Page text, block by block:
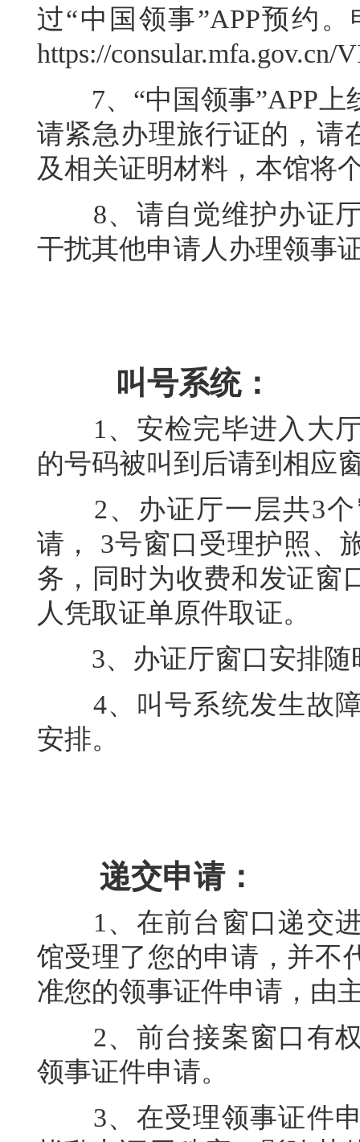
过“中国领事”APP预约
https://consular.mfa.gov.cn/
7、“中国领事”APP上
请紧急办理旅行证的，请
及相关证明材料，本馆将
8、请自觉维护办证厅
干扰其他申请人办理领事
叫号系统：
1、安检完毕进入大厅
的号码被叫到后请到相应
2、办证厅一层共3个
请， 3号窗口受理护照、
务，同时为收费和发证窗
人凭取证单原件取证。
3、办证厅窗口安排随
4、叫号系统发生故障
安排。
递交申请：
1、在前台窗口递交进
馆受理了您的申请，并不
准您的领事证件申请，由
2、前台接案窗口有权
领事证件申请。
3、在受理领事证件申